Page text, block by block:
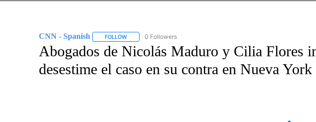
CNN - Spanish FOLLOWFOLLOW "CNN - SPANISH" TO RECEIVE NOTIFICATIONS ABOUT NEW
0 Followers
Abogados de Nicolás Maduro y Cilia Flores
desestime el caso en su contra en Nueva York